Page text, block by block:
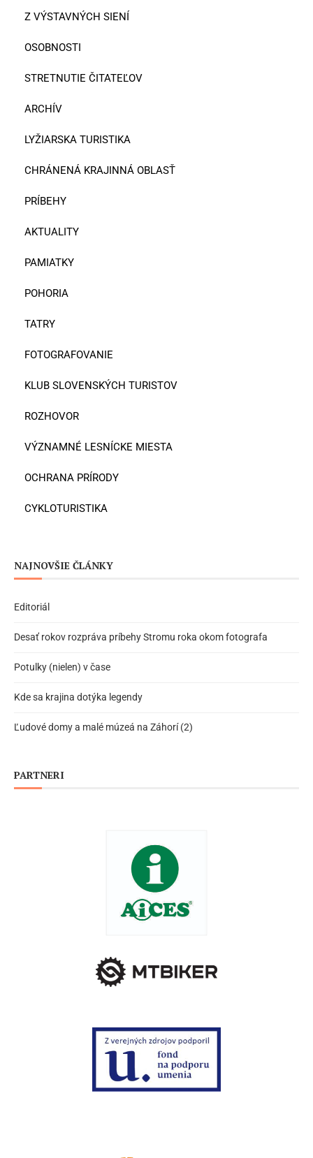
Z VÝSTAVNÝCH SIENÍ
OSOBNOSTI
STRETNUTIE ČITATEĽOV
ARCHÍV
LYŽIARSKA TURISTIKA
CHRÁNENÁ KRAJINNÁ OBLASŤ
PRÍBEHY
AKTUALITY
PAMIATKY
POHORIA
TATRY
FOTOGRAFOVANIE
KLUB SLOVENSKÝCH TURISTOV
ROZHOVOR
VÝZNAMNÉ LESNÍCKE MIESTA
OCHRANA PRÍRODY
CYKLOTURISTIKA
NAJNOVŠIE ČLÁNKY
Editoriál
Desať rokov rozpráva príbehy Stromu roka okom fotografa
Potulky (nielen) v čase
Kde sa krajina dotýka legendy
Ľudové domy a malé múzeá na Záhorí (2)
PARTNERI